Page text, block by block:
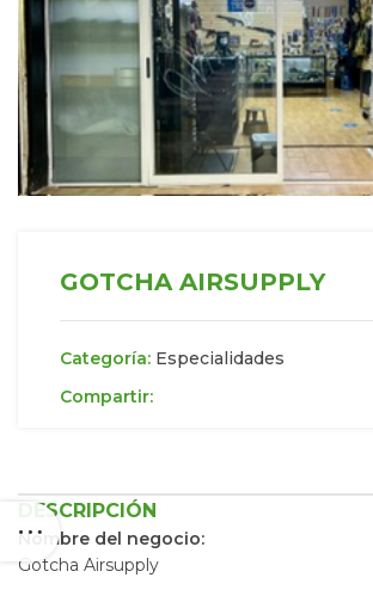
GOTCHA AIRSUPPLY
Categoría: Especialidades
Compartir:
DESCRIPCIÓN
Nombre del negocio:
Gotcha Airsupply